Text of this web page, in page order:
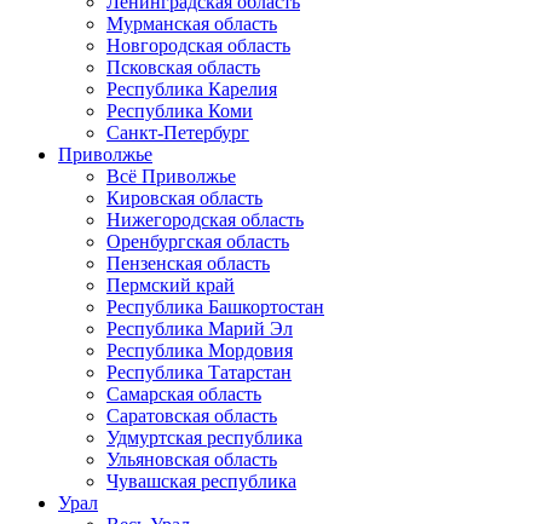
Мурманская область
Новгородская область
Псковская область
Республика Карелия
Республика Коми
Санкт-Петербург
Приволжье
Всё Приволжье
Кировская область
Нижегородская область
Оренбургская область
Пензенская область
Пермский край
Республика Башкортостан
Республика Марий Эл
Республика Мордовия
Республика Татарстан
Самарская область
Саратовская область
Удмуртская республика
Ульяновская область
Чувашская республика
Урал